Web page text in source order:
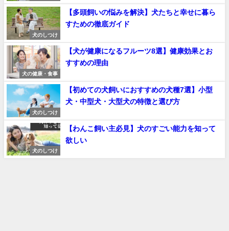
犬のしつけ
【多頭飼いの悩みを解決】犬たちと幸せに暮ら
すための徹底ガイド
犬の健康・食事
【犬が健康になるフルーツ8選】健康効果とお
すすめの理由
犬のしつけ
【初めての犬飼いにおすすめの犬種7選】小型
犬・中型犬・大型犬の特徴と選び方
犬のしつけ
【わんこ飼い主必見】犬のすごい能力を知って
欲しい